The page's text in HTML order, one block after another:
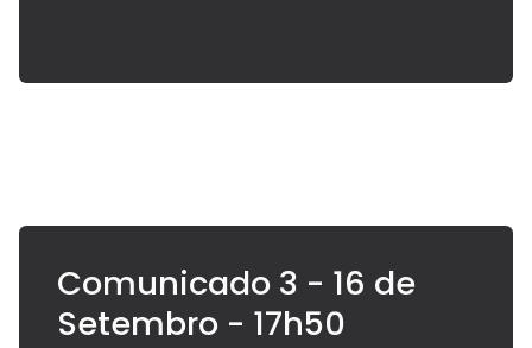
Comunicado 3 - 16 de
Setembro - 17h50